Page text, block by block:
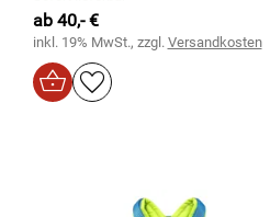
ab 40,- €
inkl. 19% MwSt., zzgl. Versandkosten